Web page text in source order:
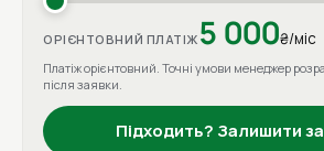
ОРІЄНТОВНИЙ ПЛАТІЖ 5 000₴/міс
Платіж орієнтовний. Точні умови менеджер
після заявки.
Підходить? Залишити